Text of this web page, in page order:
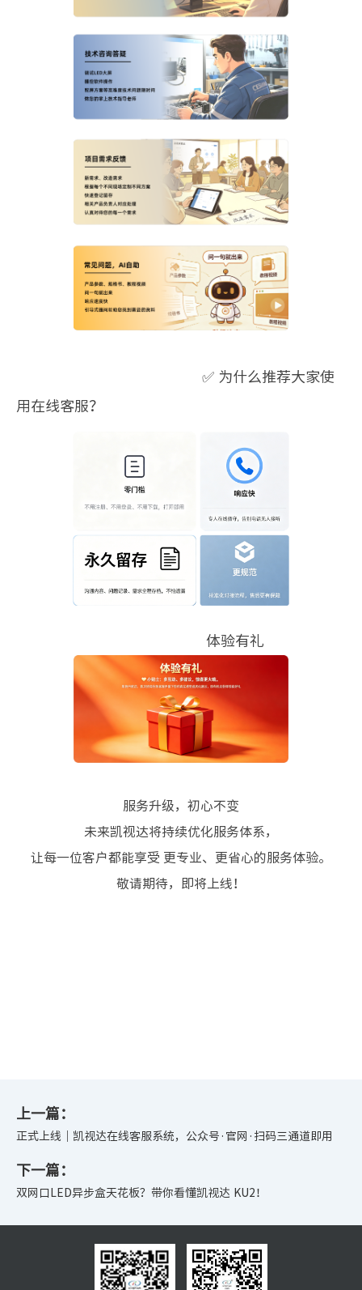
✅ 为什么推荐大家使
用在线客服？
体验有礼
服务升级，初心不变
未来凯视达将持续优化服务体系，
让每一位客户都能享受 更专业、更省心的服务体验。
敬请期待，即将上线！
上一篇：
正式上线｜凯视达在线客服系统，公众号·官网·扫码三通道即用
下一篇：
双网口LED异步盒天花板？带你看懂凯视达 KU2！